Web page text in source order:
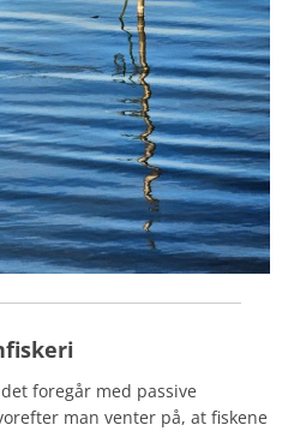
foregår med passive
man venter på, at fiskene